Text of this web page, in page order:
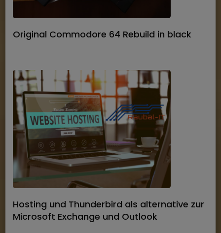
Original Commodore 64 Rebuild in black
Hosting und Thunderbird als alternative zur
Microsoft Exchange und Outlook